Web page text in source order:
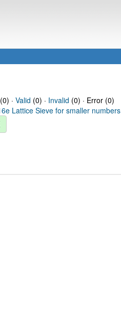
· Valid (0) · Invalid (0) · Error (0)
Lattice Sieve for smaller numbers